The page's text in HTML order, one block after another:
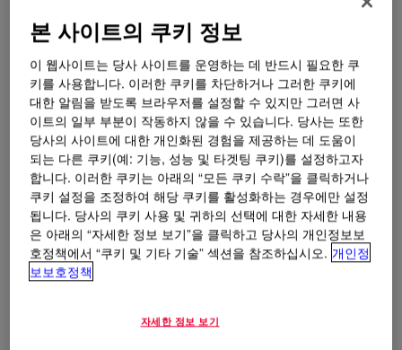
른 제한적 예외('비밀 유지 의무')를 제외하고, 어
떤 형태로든 직업 건강 기록 및 환자/고객 정보
(OHMS 기록 포함)의 기밀성을 유지하고 보호
할 의무가 있습니다. 이 정책은 관할구역마다 복
잡하고 다르기 때문에 비밀유지 의무의 미묘
한 차이를 다루거나 설명하려 하지 않습니다. 우
리는 Dow 산업보건 및 OH 직원과 업무 책임
의 일환으로 귀하의 개인 데이터에 접근할 권한
을 부여받은 모든 이들에게, 이 정책, 적용 법
률 및 기밀 유지 의무에 따라 귀하의 개인 데이터
를 기밀로 취급할 것을 요구합니다. 저희는 서비
스 제공자에게 귀하의 개인정보의 프라이버시
와 보안을 유지할 것을 요구합니다.
맨 위로 돌아가기
본 사이트의 쿠키 정보
이 웹사이트는 당사 사이트를 운영하는 데 반드시 필요한 쿠
키를 사용합니다. 이러한 쿠키를 차단하거나 그러한 쿠키에
대한 알림을 받도록 브라우저를 설정할 수 있지만 그러면 사
이트의 일부 부분이 작동하지 않을 수 있습니다. 당사는 또한
당사의 사이트에 대한 개인화된 경험을 제공하는 데 도움이
되는 다른 쿠키(예: 기능, 성능 및 타겟팅 쿠키)를 설정하고자
합니다. 이러한 쿠키는 아래의 “모든 쿠키 수락”을 클릭하거나
쿠키 설정을 조정하여 해당 쿠키를 활성화하는 경우에만 설정
됩니다. 당사의 쿠키 사용 및 귀하의 선택에 대한 자세한 내용
은 아래의 “자세한 정보 보기”을 클릭하고 당사의 개인정보보
호정책에서 “쿠키 및 기타 기술” 섹션을 참조하십시오. 개인정
보보호정책
자세한 정보 보기